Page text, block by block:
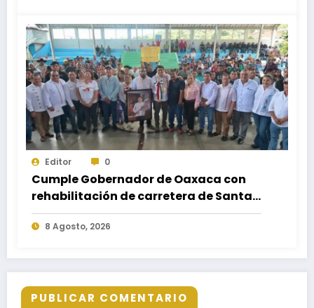
Editor 0
Cumple Gobernador de Oaxaca con
rehabilitación de carretera de Santa
María Ecatepec
8 Agosto, 2026
PUBLICAR COMENTARIO